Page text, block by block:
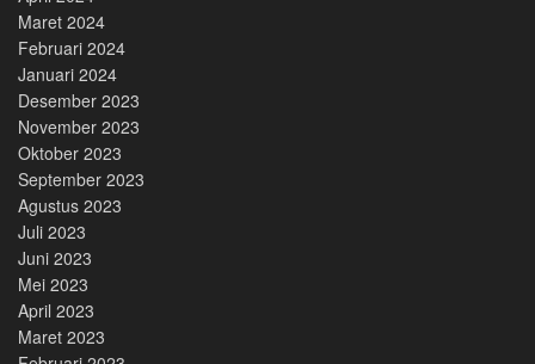
Maret 2024
Februari 2024
Januari 2024
Desember 2023
November 2023
Oktober 2023
September 2023
Agustus 2023
Juli 2023
Juni 2023
Mei 2023
April 2023
Maret 2023